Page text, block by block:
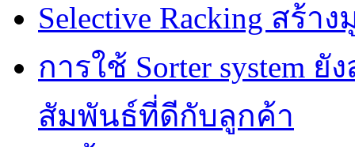
Selective Racking สร้
การใช้ Sorter system
สัมพันธ์ที่ดีกับลูกค้า